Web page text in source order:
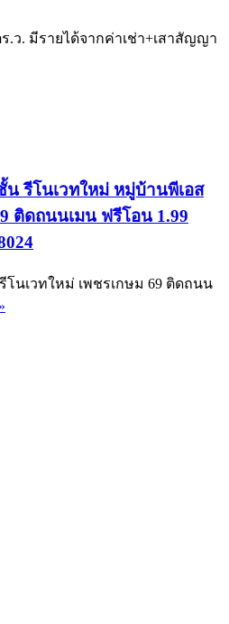
.ว. มีรายได้จากค่าเช่า+เสาสัญญา
น รีโนเวทใหม่ หมู่บ้านพีเอส
ติดถนนเมน ฟรีโอน 1.99
โนเวทใหม่ เพชรเกษม 69 ติดถนน